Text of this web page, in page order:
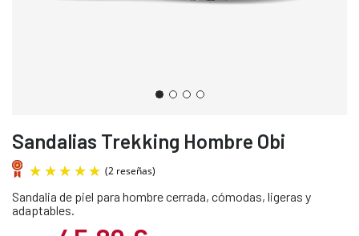
Sandalias Trekking Hombre Obi
Sandalia de piel para hombre cerrada, cómodas, ligeras y
adaptables.